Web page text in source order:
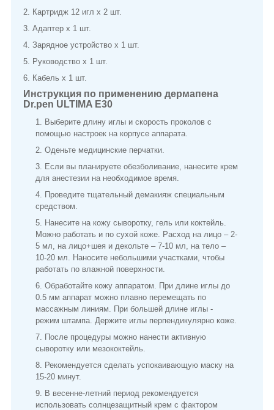
2. Картридж 12 игл х 2 шт.
3. Адаптер х 1 шт.
4. Зарядное устройство х 1 шт.
5. Руководство х 1 шт.
6. Кабель х 1 шт.
Инструкция по применению дермапена
Dr.pen ULTIMA E30
Выберите длину иглы и скорость проколов с
помощью настроек на корпусе аппарата.
Оденьте медицинские перчатки.
Если вы планируете обезболивание, нанесите крем
для анестезии на необходимое время.
Проведите тщательный демакияж специальным
средством.
Нанесите на кожу сыворотку, гель или коктейль.
Можно работать и по сухой коже. Расход на лицо – 2-
5 мл, на лицо+шея и декольте – 7-10 мл, на тело –
10-20 мл. Наносите небольшими участками, чтобы
работать по влажной поверхности.
Обработайте кожу аппаратом. При длине иглы до
0.5 мм аппарат можно плавно перемещать по
массажным линиям. При большей длине иглы -
режим штампа. Держите иглы перпендикулярно коже.
После процедуры можно нанести активную
сыворотку или мезококтейль.
Рекомендуется сделать успокаивающую маску на
15-20 минут.
В весенне-летний период рекомендуется
использовать солнцезащитный крем с фактором